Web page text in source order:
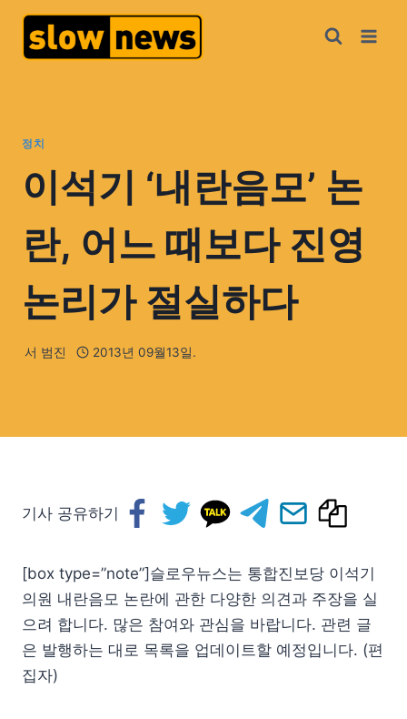
정치
이석기 ‘내란음모’ 논
란, 어느 때보다 진영
논리가 절실하다
서 범진 2013년 09월13일.
기사 공유하기
[box type=”note”]슬로우뉴스는 통합진보당 이석기
의원 내란음모 논란에 관한 다양한 의견과 주장을 실
으려 합니다. 많은 참여와 관심을 바랍니다. 관련 글
은 발행하는 대로 목록을 업데이트할 예정입니다. (편
집자)